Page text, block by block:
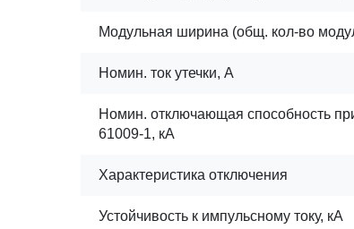
Модульная ширина (общ. кол-во
Номин. ток утечки, А
Номин. отключающая способность
61009-1, кА
Характеристика отключения
Устойчивость к импульсному току, кА